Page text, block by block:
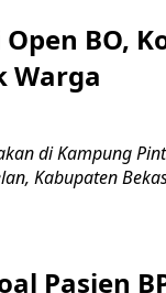
BO,
Warga
di Kampung
Kabupaten
Pasien